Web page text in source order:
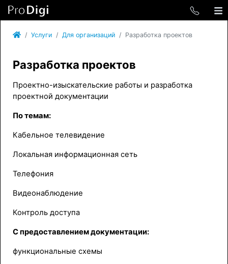
Услуги Для организаций Разработка проектов
Разработка проектов
Проектно-изыскательские работы и разработка
проектной документации
По темам:
Кабельное телевидение
Локальная информационная сеть
Телефония
Видеонаблюдение
Контроль доступа
С предоставлением документации:
функциональные схемы